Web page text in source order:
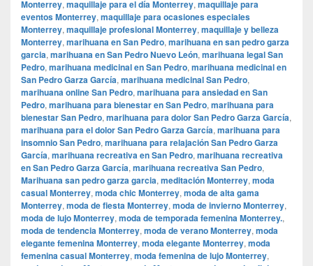
Monterrey, maquillaje para el día Monterrey, maquillaje para
eventos Monterrey, maquillaje para ocasiones especiales
Monterrey, maquillaje profesional Monterrey, maquillaje y belleza
Monterrey, marihuana en San Pedro, marihuana en san pedro garza
garcia, marihuana en San Pedro Nuevo León, marihuana legal San
Pedro, marihuana medicinal en San Pedro, marihuana medicinal en
San Pedro Garza García, marihuana medicinal San Pedro,
marihuana online San Pedro, marihuana para ansiedad en San
Pedro, marihuana para bienestar en San Pedro, marihuana para
bienestar San Pedro, marihuana para dolor San Pedro Garza García,
marihuana para el dolor San Pedro Garza García, marihuana para
insomnio San Pedro, marihuana para relajación San Pedro Garza
García, marihuana recreativa en San Pedro, marihuana recreativa
en San Pedro Garza García, marihuana recreativa San Pedro,
Marihuana san pedro garza garcia, meditación Monterrey, moda
casual Monterrey, moda chic Monterrey, moda de alta gama
Monterrey, moda de fiesta Monterrey, moda de invierno Monterrey,
moda de lujo Monterrey, moda de temporada femenina Monterrey.,
moda de tendencia Monterrey, moda de verano Monterrey, moda
elegante femenina Monterrey, moda elegante Monterrey, moda
femenina casual Monterrey, moda femenina de lujo Monterrey,